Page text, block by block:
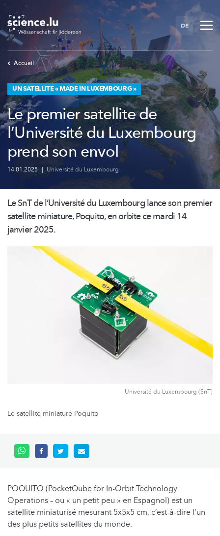
Skip
main
content
DE
Accueil
UN SATELLITE « MADE IN LUXEMBOURG »
Le premier satellite de
l’Université du Luxembourg
prend son envol
14.01.2025 | Université du Luxembourg
Le SnT del’Universitédu Luxembourg lance son premier
satellite miniature, Poquito, en orbite ce mardi 14
janvier 2025.
Université du Luxembourg (SnT)
Le satellite miniature Poquito
POQUITO (PocketQube for In-Orbit Technology
Operations – ou « un petit peu » en Espagnol) est un
satellite miniaturisé mesurant 5x5x5 cm, c’est-à-dire l’un
des plus petits satellites du monde.